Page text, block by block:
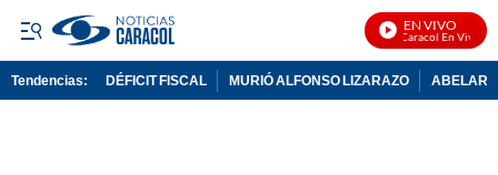
EN VIVO
Noticias Caracol En Vivo
Tendencias: DÉFICIT FISCAL MURIÓ ALFONSO LIZARAZO